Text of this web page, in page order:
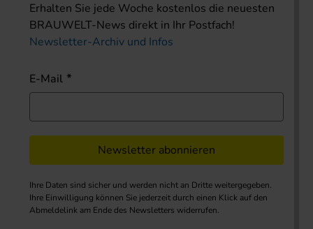
Erhalten Sie jede Woche kostenlos die neuesten
BRAUWELT-News direkt in Ihr Postfach!
Newsletter-Archiv und Infos
E-Mail
Newsletter abonnieren
Ihre Daten sind sicher und werden nicht an Dritte weitergegeben.
Ihre Einwilligung können Sie jederzeit durch einen Klick auf den
Abmeldelink am Ende des Newsletters widerrufen.